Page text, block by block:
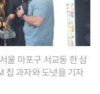
울 마포구 서교동 한 삼
칩 과자와 도넛을 기자